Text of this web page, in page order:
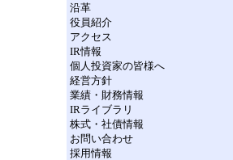
沿革
役員紹介
アクセス
IR情報
個人投資家の皆様へ
経営方針
業績・財務情報
IRライブラリ
株式・社債情報
お問い合わせ
採用情報